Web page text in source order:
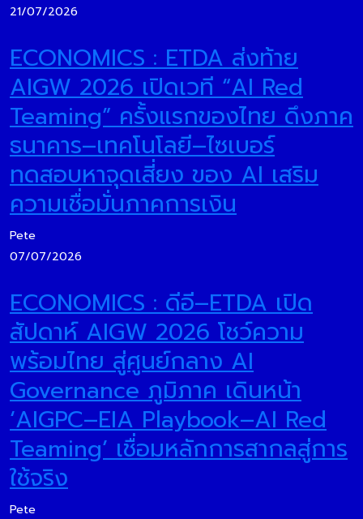
21/07/2026
ECONOMICS : ETDA ส่งท้าย
AIGW 2026 เปิดเวที “AI Red
Teaming” ครั้งแรกของไทย ดึงภาค
ธนาคาร–เทคโนโลยี–ไซเบอร์
ทดสอบหาจุดเสี่ยง ของ AI เสริม
ความเชื่อมั่นภาคการเงิน
Pete
07/07/2026
ECONOMICS : ดีอี–ETDA เปิด
สัปดาห์ AIGW 2026 โชว์ความ
พร้อมไทย สู่ศูนย์กลาง AI
Governance ภูมิภาค เดินหน้า
‘AIGPC–EIA Playbook–AI Red
Teaming’ เชื่อมหลักการสากลสู่การ
ใช้จริง
Pete